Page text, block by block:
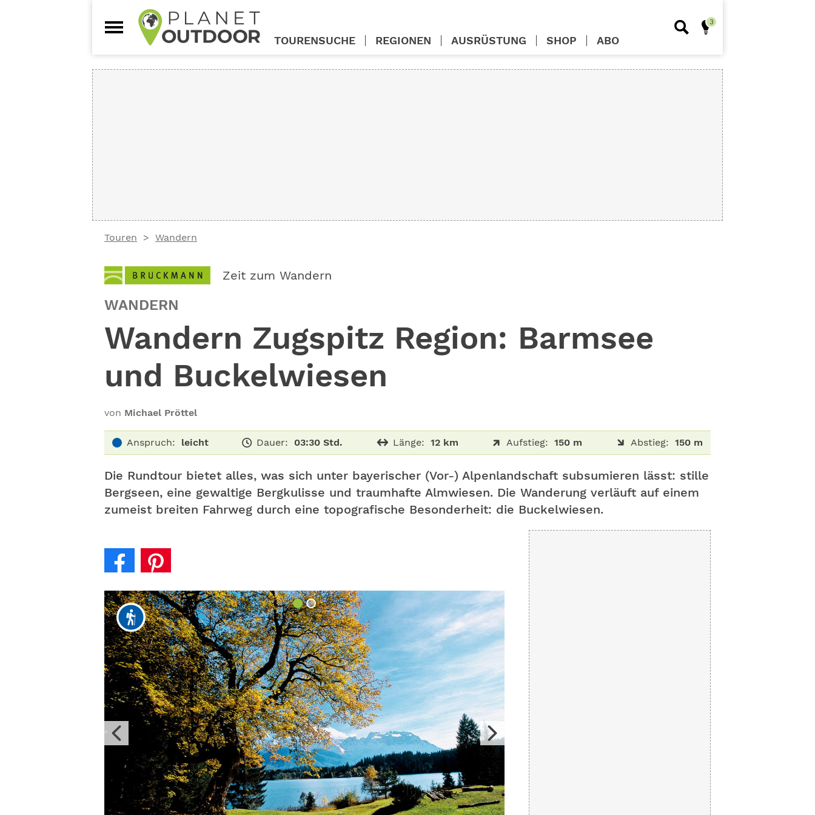
Touren Wandern
Zeit zum Wandern
WANDERN
Wandern Zugspitz Region: Barmsee
und Buckelwiesen
von Michael Pröttel
Anspruch: leicht Dauer: 03:30 Std. Länge: 12 km Aufstieg: 150 m Abstieg: 150 m
Die Rundtour bietet alles, was sich unter bayerischer (Vor-) Alpenlandschaft subsumieren lässt: stille
Bergseen, eine gewaltige Bergkulisse und traumhafte Almwiesen. Die Wanderung verläuft auf einem
zumeist breiten Fahrweg durch eine topografische Besonderheit: die Buckelwiesen.
TOURENSUCHE REGIONEN AUSRÜSTUNG SHOP ABO